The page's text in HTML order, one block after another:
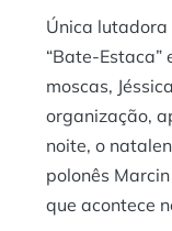
Única
“Bate-
moscas,
organização,
noite, o
polonês
que acontece